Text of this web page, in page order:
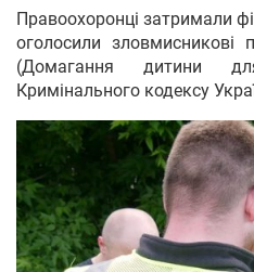
Правоохоронці затримали
оголосили
(Домагання дитини
Кримінального кодексу